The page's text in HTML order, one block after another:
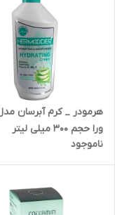
هرمودر _ کرم آبرسان
ورا حجم 300 میلی لیتر
ناموجود